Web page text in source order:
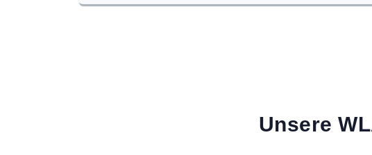
Unsere